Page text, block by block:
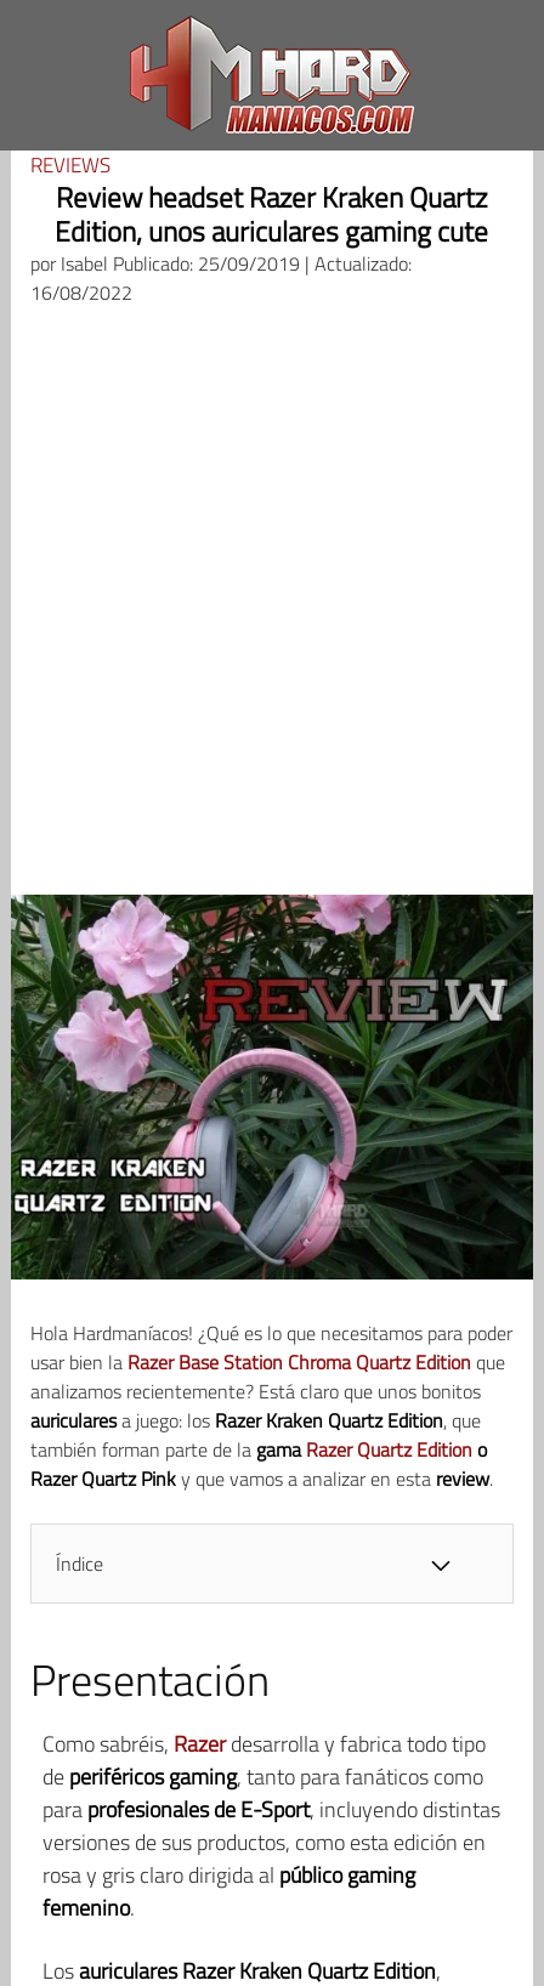
REVIEWS
Review headset Razer Kraken Quartz
Edition, unos auriculares gaming cute
porIsabel Publicado: 25/09/2019 | Actualizado:
16/08/2022
Hola Hardmaníacos! ¿Qué es lo que necesitamos para poder
usar bien la Razer Base Station Chroma Quartz Edition que
analizamos recientemente? Está claro que unos bonitos
auricularesa juego: los Razer Kraken Quartz Edition, que
también forman parte de la gamaRazer Quartz Edition o
Razer Quartz Pinky que vamos a analizar en esta review.
Índice
Presentación
Como sabréis, Razerdesarrolla y fabrica todo tipo
deperiféricos gaming, tanto para fanáticos como
paraprofesionales de E-Sport, incluyendo distintas
versiones de sus productos, como esta edición en
rosa y gris claro dirigida al público gaming
femenino.
Losauriculares Razer Kraken Quartz Edition,